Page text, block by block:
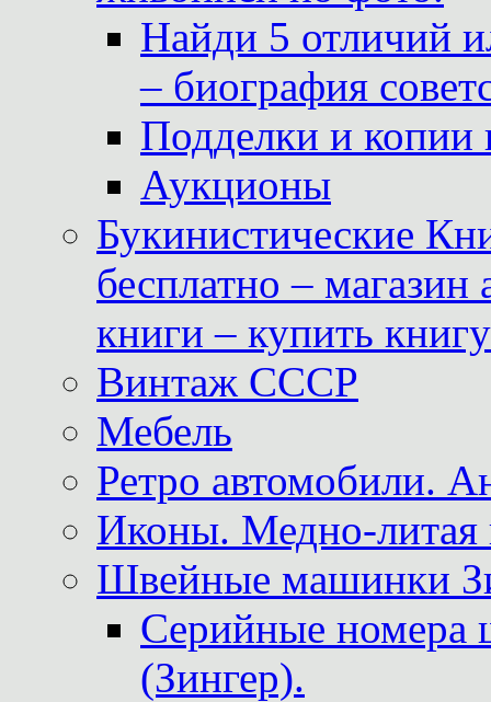
Найди 5 отличий
– биография
Подделки и копии
Аукционы
Букинистические
бесплатно –
книги – купить
Винтаж СССР
Мебель
Ретро автомобили.
Иконы. Медно-литая
Швейные машинки
Серийные
(Зингер).